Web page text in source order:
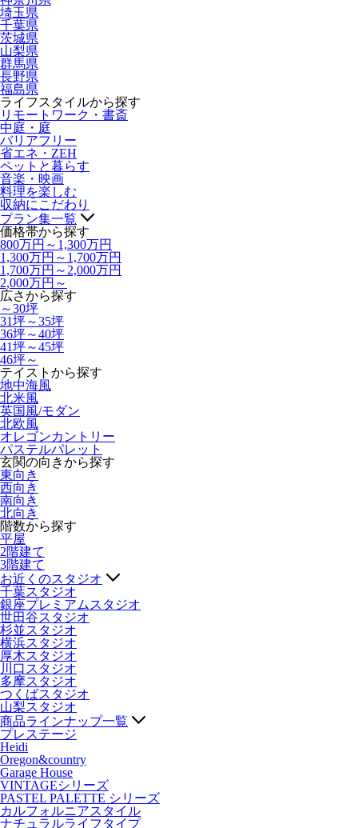
埼玉県
千葉県
茨城県
山梨県
群馬県
長野県
福島県
ライフスタイルから探す
リモートワーク・書斎
中庭・庭
バリアフリー
省エネ・ZEH
ペットと暮らす
音楽・映画
料理を楽しむ
収納にこだわり
プラン集一覧
価格帯から探す
800万円～1,300万円
1,300万円～1,700万円
1,700万円～2,000万円
2,000万円～
広さから探す
～30坪
31坪～35坪
36坪～40坪
41坪～45坪
46坪～
テイストから探す
地中海風
北米風
英国風/モダン
北欧風
オレゴンカントリー
パステルパレット
玄関の向きから探す
東向き
西向き
南向き
北向き
階数から探す
平屋
2階建て
3階建て
お近くのスタジオ
千葉スタジオ
銀座プレミアムスタジオ
世田谷スタジオ
杉並スタジオ
横浜スタジオ
厚木スタジオ
川口スタジオ
多摩スタジオ
つくばスタジオ
山梨スタジオ
商品ラインナップ一覧
プレステージ
Heidi
Oregon&country
Garage House
VINTAGEシリーズ
PASTEL PALETTE シリーズ
カルフォルニアスタイル
ナチュラルライフタイプ